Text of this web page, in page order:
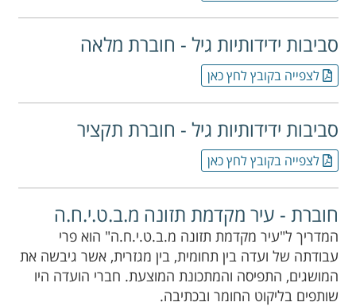
סביבות ידידותיות גיל - חוברת מלאה
לצפייה בקובץ לחץ כאן
סביבות ידידותיות גיל - חוברת תקציר
לצפייה בקובץ לחץ כאן
חוברת - עיר מקדמת תזונה מ.ב.ט.י.ח.ה
המדריך ל"עיר מקדמת תזונה מ.ב.ט.י.ח.ה" הוא פרי
עבודתה של ועדה בין תחומית, בין מגזרית, אשר גיבשה את
המושגים, התפיסה והמתכונת המוצעת. חברי הועדה היו
שותפים בליקוט החומר ובכתיבה.